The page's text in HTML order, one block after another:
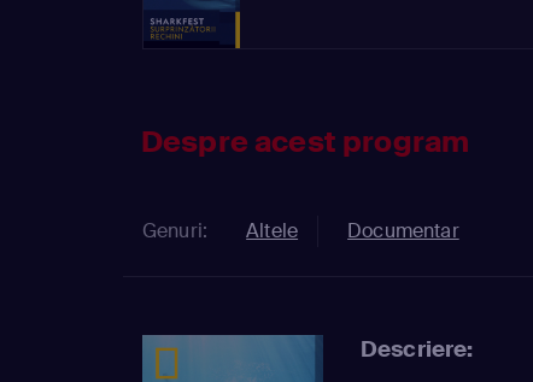
Despre acest program
Genuri: Altele Documentar
Descriere: